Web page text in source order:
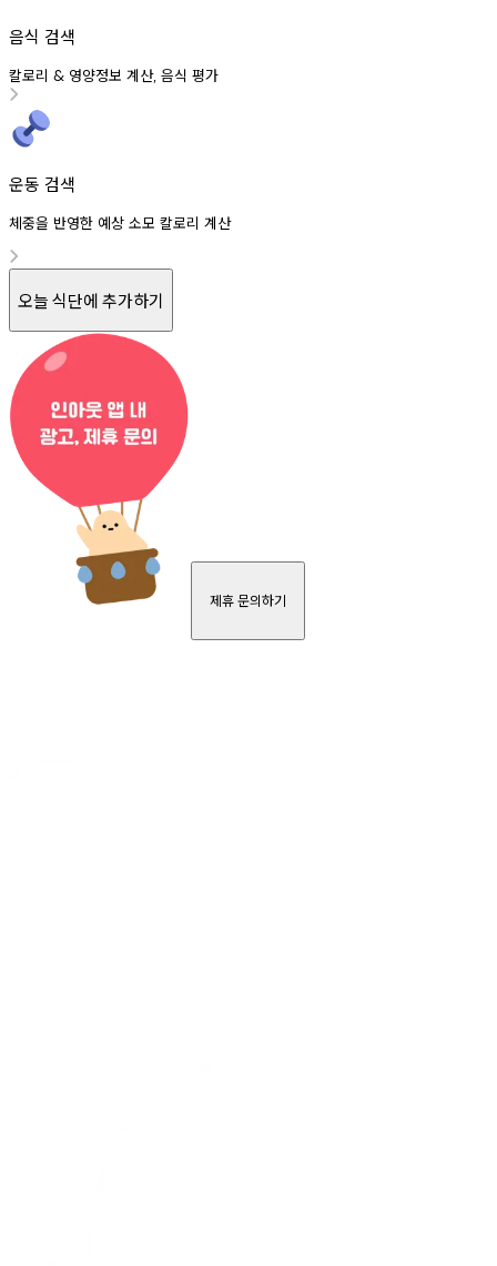
음식 검색
칼로리 & 영양정보 계산, 음식 평가
운동 검색
체중을 반영한 예상 소모 칼로리 계산
오늘 식단에 추가하기
제휴 문의하기